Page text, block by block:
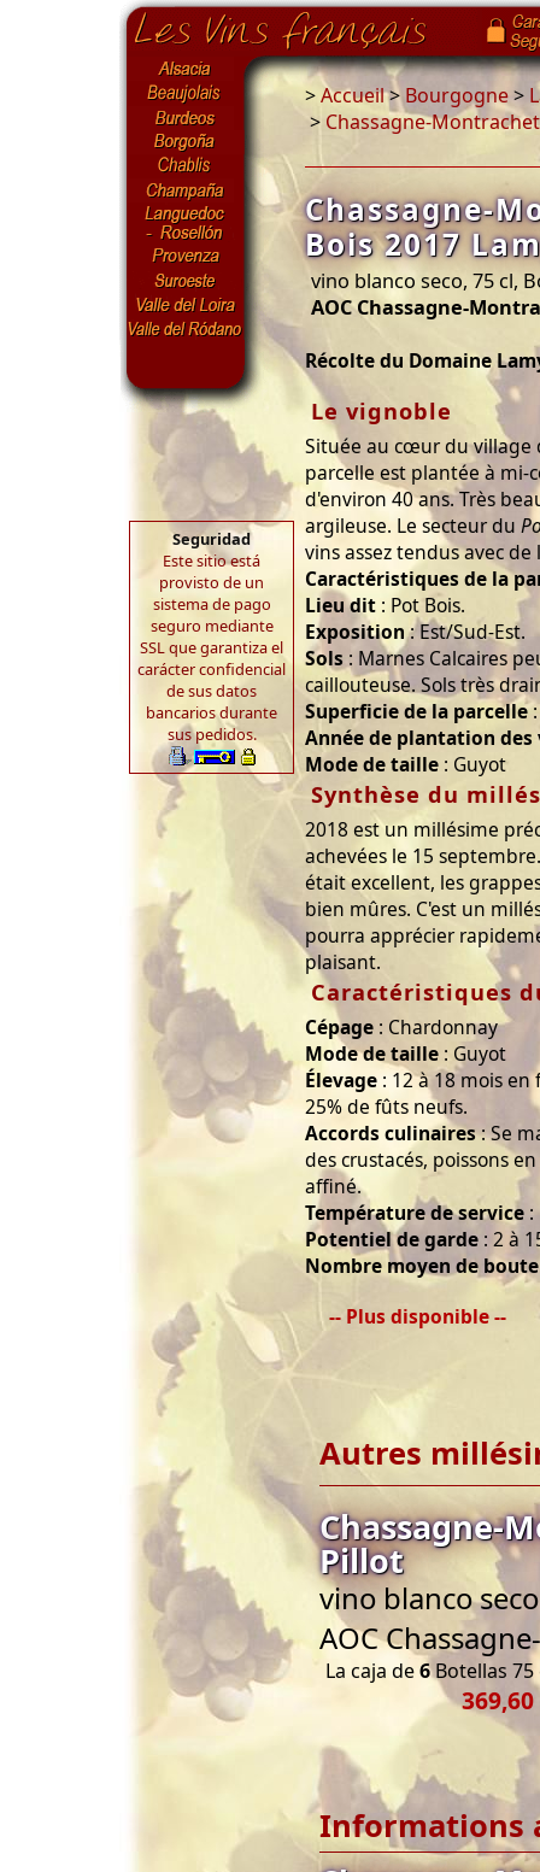
Seguridad
Este sitio está
provisto de un
sistema de pago
seguro mediante
SSL que garantiza el
carácter confidencial
de sus datos
bancarios durante
sus pedidos.
>Accueil>Bourgogne>
> Chassagne-
Chassagne-
Bois 2017
vino blanco seco, 75 cl,
AOC Chassagne-
Récolte du Domaine
Le vignoble
Située au cœur du village
parcelle est plantée à mi-
d'environ 40 ans. Très
argileuse. Le secteur du
vins assez tendus avec de
Caractéristiques de la
Lieu dit : Pot Bois.
Exposition: Est/Sud-Est.
Sols : Marnes Calcaires
caillouteuse. Sols très
Superficie de la parcelle:
Année de plantation des
Mode de taille : Guyot
Synthèse du
2018 est un millésime
achevées le 15
était excellent, les
bien mûres. C'est un
pourra apprécier
plaisant.
Caractéristiques
Cépage : Chardonnay
Mode de taille : Guyot
Élevage : 12 à 18 mois
25% de fûts neufs.
Accords culinaires: Se
des crustacés, poissons
affiné.
Température de service :
Potentiel de garde : 2 à
Nombre moyen de
-- Plus disponible --
Autres
Chassagne-
Pillot
vino blanco
AOC
La caja de6Botellas 75
369,60
Informations